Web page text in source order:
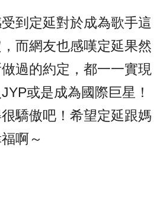
到定延對於成為歌手這
而網友也感嘆定延果然
過的約定，都一一實現
或是成為國際巨星！
驕傲吧！ 希望定延跟媽
啊～